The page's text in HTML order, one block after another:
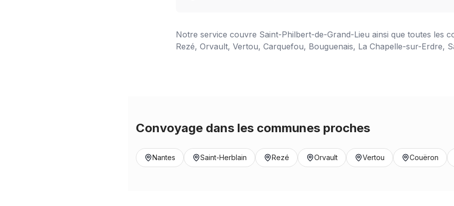
Notre service couvre Saint-Philbert-de-Grand-Lieu ainsi que toutes les
Rezé, Orvault, Vertou, Carquefou, Bouguenais, La Chapelle-sur-Erdre,
Convoyage dans les communes proches
Nantes Saint-Herblain Rezé Orvault Vertou Couëron